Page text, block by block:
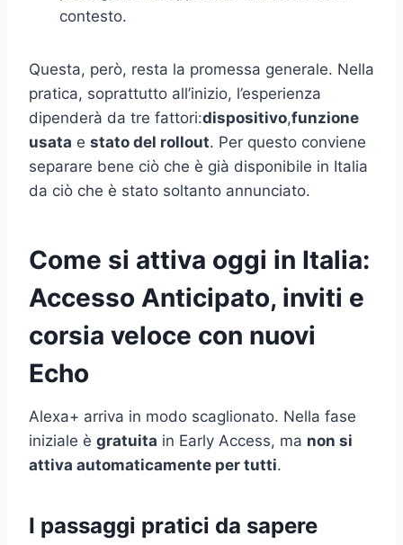
contesto.
Questa, però, resta la promessa generale. Nella
pratica, soprattutto all’inizio, l’esperienza
dipenderà da tre fattori:dispositivo,funzione
usata e stato del rollout. Per questo conviene
separare bene ciò che è già disponibile in Italia
da ciò che è stato soltanto annunciato.
Come si attiva oggi in Italia:
Accesso Anticipato, inviti e
corsia veloce con nuovi
Echo
Alexa+ arriva in modo scaglionato. Nella fase
iniziale è gratuita in Early Access, ma non si
attiva automaticamente per tutti.
I passaggi pratici da sapere